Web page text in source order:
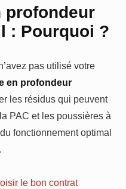
profondeur
: Pourquoi ?
pas utilisé votre
en profondeur
les résidus qui peuvent
PAC et les poussières à
fonctionnement optimal
le bon contrat